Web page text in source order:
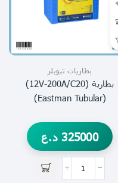
بطاريات تيوبلر
بطارية (12V-200A/C20)
(Eastman Tubular)
325000 د.ع